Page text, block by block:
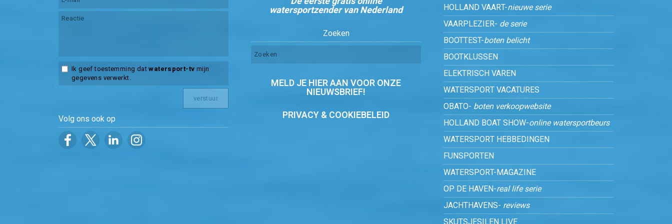
Ik geef toestemming datwatersport-tv mijn
gegevens verwerkt.
Volg ons ook op
watersportzender van Nederland
Zoeken
MELD JE HIER AAN VOOR ONZE
NIEUWSBRIEF!
PRIVACY & COOKIEBELEID
HOLLAND VAART-nieuwe serie
VAARPLEZIER- de serie
BOOTTEST-boten belicht
BOOTKLUSSEN
ELEKTRISCH VAREN
WATERSPORT VACATURES
OBATO- boten verkoopwebsite
HOLLAND BOAT SHOW-online watersportbeurs
WATERSPORT HEBBEDINGEN
FUNSPORTEN
WATERSPORT-MAGAZINE
OP DE HAVEN-real life serie
JACHTHAVENS- reviews